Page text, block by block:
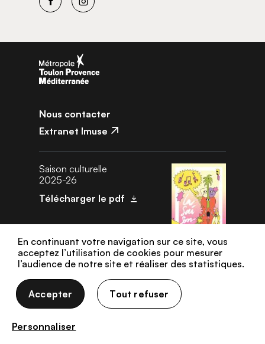
FacebookInstagram
Nous contacter
Extranet Imuse
Saison culturelle
2025-26
Télécharger le pdf
Gestion des cookies
Mentions légales
Plan de site
Accessibilité : non conforme (audit en cours)
En continuant votre navigation sur ce site, vous
acceptez l’utilisation de cookies pour mesurer
l’audience de notre site et réaliser des statistiques.
Accepter Tout refuser
Personnaliser